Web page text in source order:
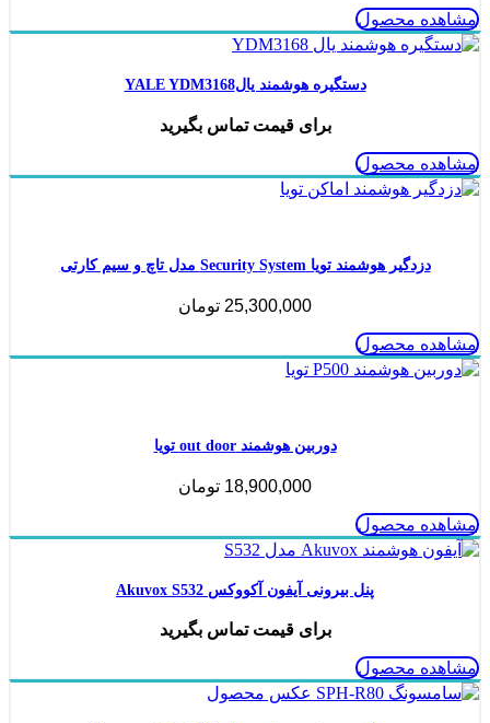
مشاهده محصول
دستگیره هوشمند یالYALE YDM3168
برای قیمت تماس بگیرید
مشاهده محصول
دزدگیر هوشمند تویا Security System مدل تاچ و سیم کارتی
25,300,000 تومان
مشاهده محصول
دوربین هوشمند out door تویا
18,900,000 تومان
مشاهده محصول
پنل بیرونی آیفون آکووکس Akuvox S532
برای قیمت تماس بگیرید
مشاهده محصول